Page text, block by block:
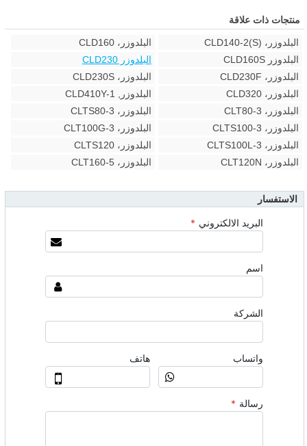
منتجات ذات علاقة
البلدوزر، CLD140-2(S)
البلدوزر، CLD160
البلدوزر CLD160S
البلدوزر CLD230
البلدوزر، CLD230F
البلدوزر، CLD230S
البلدوزر، CLD320
البلدوزر, CLD410Y-1
البلدوزر، CLT80-3
البلدوزر، CLTS80-3
البلدوزر، CLTS100-3
البلدوزر، CLT100G-3
البلدوزر، CLTS100L-3
البلدوزر، CLTS120
البلدوزر، CLT120N
البلدوزر، CLT160-5
الاستفسار